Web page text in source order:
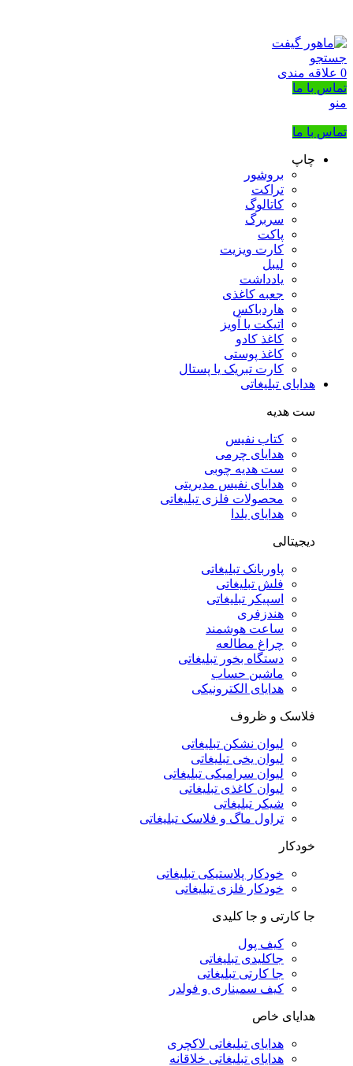
جستجو
0 علاقه مندی
تماس با ما
منو
تماس با ما
چاپ
بروشور
تراکت
کاتالوگ
سربرگ
پاکت
کارت ویزیت
لیبل
یادداشت
جعبه کاغذی
هاردباکس
اتیکت یا آویز
کاغذ کادو
کاغذ پوستی
کارت تبریک یا پستال
هدایای تبلیغاتی
ست هدیه
کتاب نفیس
هدایای چرمی
ست هدیه چوبی
هدایای نفیس مدیریتی
محصولات فلزی تبلیغاتی
هدایای یلدا
دیجیتالی
پاوربانک تبلیغاتی
فلش تبلیغاتی
اسپیکر تبلیغاتی
هندزفری
ساعت هوشمند
چراغ مطالعه
دستگاه بخور تبلیغاتی
ماشین حساب
هدایای الکترونیکی
فلاسک و ظروف
لیوان نشکن تبلیغاتی
لیوان یخی تبلیغاتی
لیوان سرامیکی تبلیغاتی
لیوان کاغذی تبلیغاتی
شیکر تبلیغاتی
تراول ماگ و فلاسک تبلیغاتی
خودکار
خودکار پلاستیکی تبلیغاتی
خودکار فلزی تبلیغاتی
جا کارتی و جا کلیدی
کیف پول
جاکلیدی تبلیغاتی
جا کارتی تبلیغاتی
کیف سمیناری و فولدر
هدایای خاص
هدایای تبلیغاتی لاکچری
هدایای تبلیغاتی خلاقانه